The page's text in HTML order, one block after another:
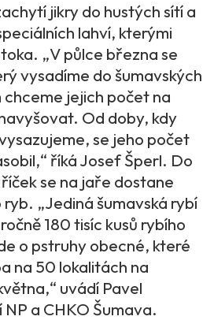
jikry do hustých sítí a
lahví, kterými
„V půlce března se
vysadíme do šumavských
jejich počet na
Od doby, kdy
se jeho počet
říká Josef Šperl. Do
se na jaře dostane
„Jediná šumavská rybí
180 tisíc kusů rybího
o pstruhy obecné, které
na 50 lokalitách na
uvádí Pavel
a CHKO Šumava.